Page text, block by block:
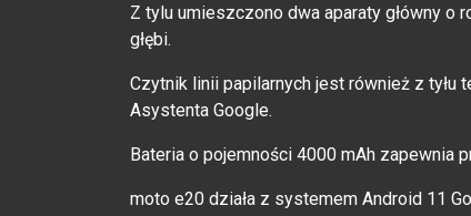
Z tylu umieszczono dwa aparaty główny
głębi.
Czytnik linii papilarnych jest również z
Asystenta Google.
Bateria o pojemności 4000 mAh zapewnia
moto e20 działa z systemem Android 11